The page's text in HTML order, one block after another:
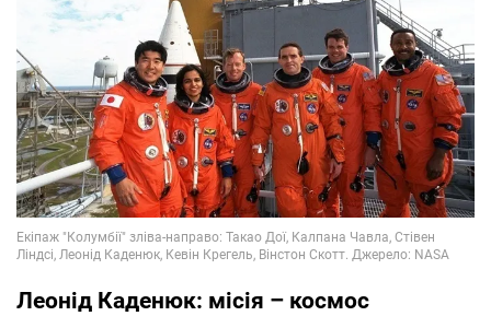
Леонід Каденюк: місія – космос